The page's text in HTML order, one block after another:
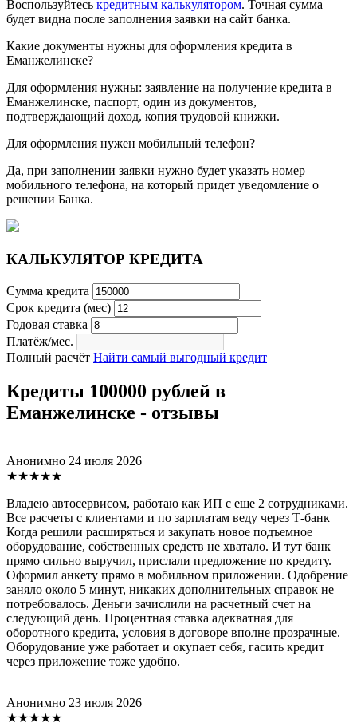
Воспользуйтесь кредитным калькулятором. Точная сумма
будет видна после заполнения заявки на сайт банка.
Какие документы нужны для оформления кредита в
Еманжелинске?
Для оформления нужны: заявление на получение кредита в
Еманжелинске, паспорт, один из документов,
подтверждающий доход, копия трудовой книжки.
Для оформления нужен мобильный телефон?
Да, при заполнении заявки нужно будет указать номер
мобильного телефона, на который придет уведомление о
решении Банка.
КАЛЬКУЛЯТОР КРЕДИТА
Сумма кредита
Срок кредита (мес)
Годовая ставка
Платёж/мес.
Полный расчёт Найти самый выгодный кредит
Кредиты 100000 рублей в
Еманжелинске - отзывы
Анонимно 24 июля 2026
★★★★★
Владею автосервисом, работаю как ИП с еще 2 сотрудниками.
Все расчеты с клиентами и по зарплатам веду через Т-банк
Когда решили расширяться и закупать новое подъемное
оборудование, собственных средств не хватало. И тут банк
прямо сильно выручил, прислали предложение по кредиту.
Оформил анкету прямо в мобильном приложении. Одобрение
заняло около 5 минут, никаких дополнительных справок не
потребовалось. Деньги зачислили на расчетный счет на
следующий день. Процентная ставка адекватная для
оборотного кредита, условия в договоре вполне прозрачные.
Оборудование уже работает и окупает себя, гасить кредит
через приложение тоже удобно.
Анонимно 23 июля 2026
★★★★★